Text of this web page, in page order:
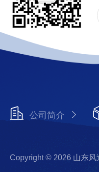
公司简介
Copyright © 2026 山东